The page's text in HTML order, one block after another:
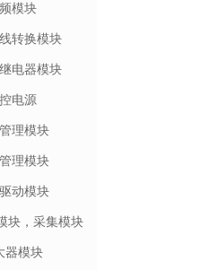
模块
转换模块
电器模块
电源
理模块
理模块
动模块
块，采集模块
器模块